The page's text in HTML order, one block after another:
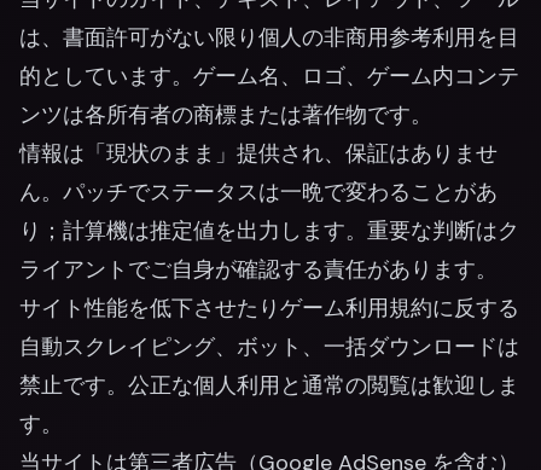
は、書面許可がない限り個人の非商用参考利用を目
的としています。ゲーム名、ロゴ、ゲーム内コンテ
ンツは各所有者の商標または著作物です。
情報は「現状のまま」提供され、保証はありませ
ん。パッチでステータスは一晩で変わることがあ
り；計算機は推定値を出力します。重要な判断はク
ライアントでご自身が確認する責任があります。
サイト性能を低下させたりゲーム利用規約に反する
自動スクレイピング、ボット、一括ダウンロードは
禁止です。公正な個人利用と通常の閲覧は歓迎しま
す。
当サイトは第三者広告（Google AdSense を含む）